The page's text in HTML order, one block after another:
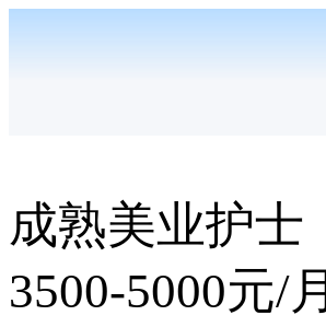
成熟美业护士
3500-5000元/月